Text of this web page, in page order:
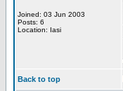
Joined: 03 Jun 2003
Posts: 6
Location: Iasi
Back to top